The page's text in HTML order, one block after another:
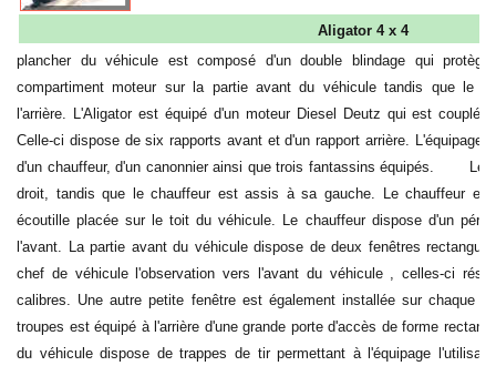
Aligator 4 x 4
plancher du véhicule est composé d'un double blindage qui
compartiment moteur sur la partie avant du véhicule tandis que le
l'arrière. L'Aligator est équipé d'un moteur Diesel Deutz qui est couplé
Celle-ci dispose de six rapports avant et d'un rapport arrière. L'équipage
d'un chauffeur, d'un canonnier ainsi que trois fantassins équipés. Le
droit, tandis que le chauffeur est assis à sa gauche. Le chauffeur et
écoutille placée sur le toit du véhicule. Le chauffeur dispose d'un
l'avant. La partie avant du véhicule dispose de deux fenêtres
chef de véhicule l'observation vers l'avant du véhicule , celles-ci
calibres. Une autre petite fenêtre est également installée sur chaque
troupes est équipé à l'arrière d'une grande porte d'accès de forme
du véhicule dispose de trappes de tir permettant à l'équipage